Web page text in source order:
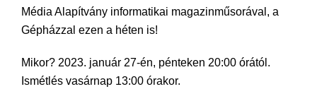
Média Alapítvány informatikai magazinműsorával, a
Gépházzal ezen a héten is!
Mikor? 2023. január 27-én, pénteken 20:00 órától.
Ismétlés vasárnap 13:00 órakor.